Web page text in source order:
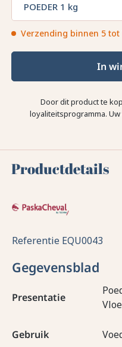
POEDER 1 kg
Verzending binnen 5 tot
In
Door dit product te
loyaliteitsprogramma.
Productdetails
Referentie EQU0043
Gegevensblad
Presentatie
Gebruik